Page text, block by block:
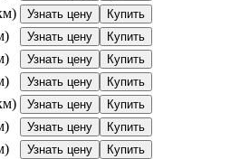
Узнать цену Купить
Узнать цену Купить
Узнать цену Купить
Узнать цену Купить
Узнать цену Купить
Узнать цену Купить
Узнать цену Купить